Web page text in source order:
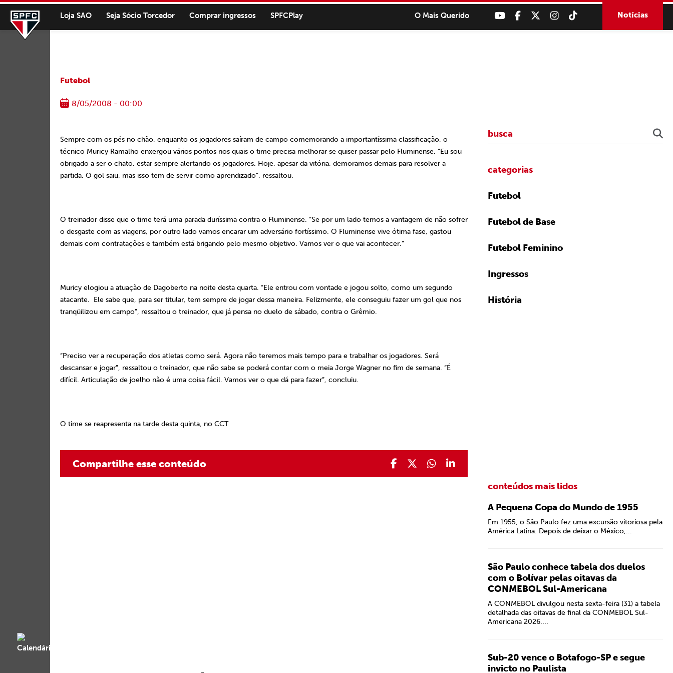
Loja SAO Seja Sócio Torcedor Comprar ingressos SPFCPlay O Mais Querido Notícias
Futebol
8/05/2008 - 00:00
Sempre com os pés no chão, enquanto os jogadores saíram de campo comemorando a importantíssima classificação, o
técnico Muricy Ramalho enxergou vários pontos nos quais o time precisa melhorar se quiser passar pelo Fluminense. “Eu sou
obrigado a ser o chato, estar sempre alertando os jogadores. Hoje, apesar da vitória, demoramos demais para resolver a
partida. O gol saiu, mas isso tem de servir como aprendizado”, ressaltou.
O treinador disse que o time terá uma parada duríssima contra o Fluminense. “Se por um lado temos a vantagem de não sofrer
o desgaste com as viagens, por outro lado vamos encarar um adversário fortíssimo. O Fluminense vive ótima fase, gastou
demais com contratações e também está brigando pelo mesmo objetivo. Vamos ver o que vai acontecer.”
Muricy elogiou a atuação de Dagoberto na noite desta quarta. “Ele entrou com vontade e jogou solto, como um segundo
atacante. Ele sabe que, para ser titular, tem sempre de jogar dessa maneira. Felizmente, ele conseguiu fazer um gol que nos
tranqüilizou em campo”, ressaltou o treinador, que já pensa no duelo de sábado, contra o Grêmio.
“Preciso ver a recuperação dos atletas como será. Agora não teremos mais tempo para e trabalhar os jogadores. Será
descansar e jogar”, ressaltou o treinador, que não sabe se poderá contar com o meia Jorge Wagner no fim de semana. “É
difícil. Articulação de joelho não é uma coisa fácil. Vamos ver o que dá para fazer”, concluiu.
O time se reapresenta na tarde desta quinta, no CCT
Compartilhe esse conteúdo
categorias
Futebol
Futebol de Base
Futebol Feminino
Ingressos
História
conteúdos mais lidos
A Pequena Copa do Mundo de 1955
Em 1955, o São Paulo fez uma excursão vitoriosa pela
América Latina. Depois de deixar o México,...
São Paulo conhece tabela dos duelos
com o Bolívar pelas oitavas da
CONMEBOL Sul-Americana
A CONMEBOL divulgou nesta sexta-feira (31) a tabela
detalhada das oitavas de final da CONMEBOL Sul-
Americana 2026....
Sub-20 vence o Botafogo-SP e segue
invicto no Paulista